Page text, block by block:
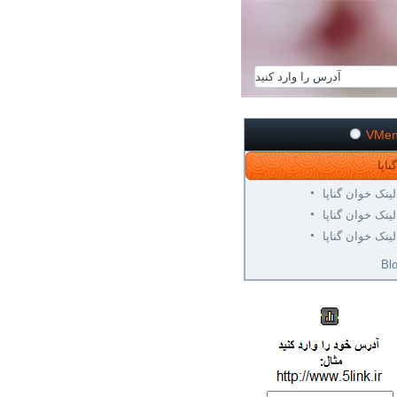
لینک خوان گناپا
لینک خوان گناپا
لینک خوان گناپا